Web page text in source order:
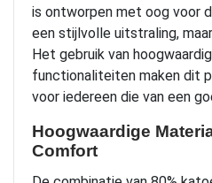
is ontworpen met oog voor
een stijlvolle uitstraling,
Het gebruik van
functionaliteiten maken dit
voor iedereen die van een
Hoogwaardige
Comfort